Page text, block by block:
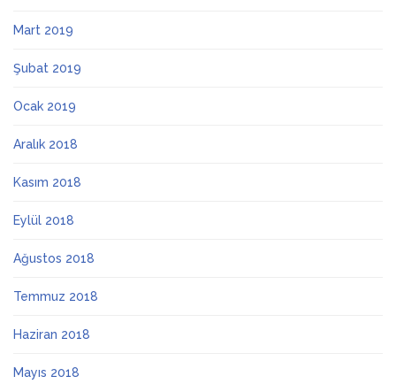
Mart 2019
Şubat 2019
Ocak 2019
Aralık 2018
Kasım 2018
Eylül 2018
Ağustos 2018
Temmuz 2018
Haziran 2018
Mayıs 2018